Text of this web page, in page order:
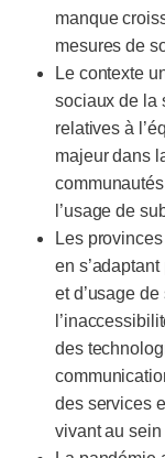
manque
mesures de
Le contexte
sociaux de la
relatives à
majeur dans
l’usage de
Les
en
et d’usage
des
des services
vivant au